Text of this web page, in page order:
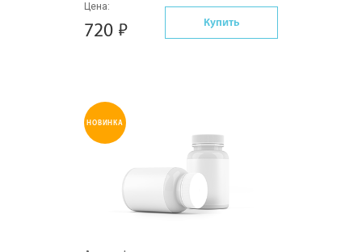
Цена:
720 Купить
НОВИНКА